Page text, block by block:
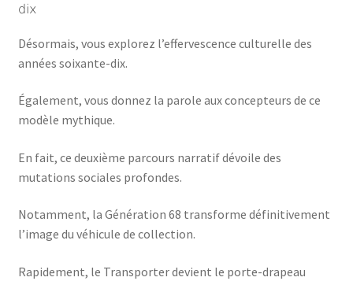
dix
Désormais, vous explorez l’effervescence culturelle des
années soixante-dix.
Également, vous donnez la parole aux concepteurs de ce
modèle mythique.
En fait, ce deuxième parcours narratif dévoile des
mutations sociales profondes.
Notamment, la Génération 68 transforme définitivement
l’image du véhicule de collection.
Rapidement, le Transporter devient le porte-drapeau